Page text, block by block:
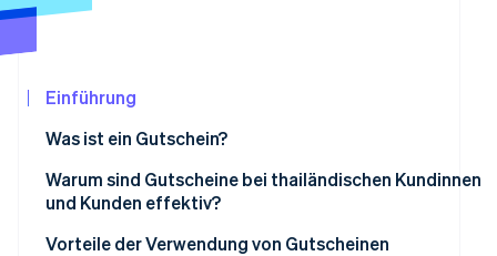
Betrugsprävention
Climate
CO₂-Entnahme
Identity
Online-Identitätsprüfung
Einführung
Was ist ein Gutschein?
Gutscheine in Papierform verglichen mit digitalen
Gutscheinen
Beliebte Arten von Gutscheinen in Thailand
Warum sind Gutscheine bei thailändischen Kundinnen
und Kunden effektiv?
Vorteile der Verwendung von Gutscheinen